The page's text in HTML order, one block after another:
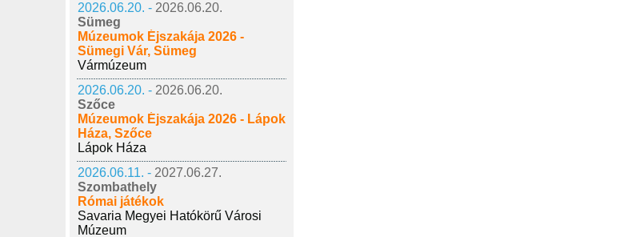
2026.06.20. - 2026.06.20.
Sümeg
Múzeumok Éjszakája 2026 -
Sümegi Vár, Sümeg
Vármúzeum
2026.06.20. - 2026.06.20.
Szőce
Múzeumok Éjszakája 2026 - Lápok
Háza, Szőce
Lápok Háza
2026.06.11. - 2027.06.27.
Szombathely
Római játékok
Savaria Megyei Hatókörű Városi
Múzeum